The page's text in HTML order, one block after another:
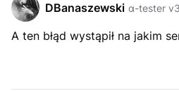
DBanaszewski α-tester v3
A ten błąd wystąpił na jakim